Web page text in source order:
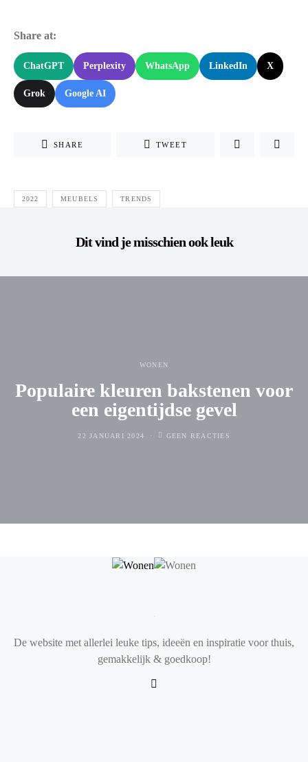
Share at:
ChatGPT Perplexity WhatsApp LinkedIn X
Grok Google AI
SHARE TWEET
2022 MEUBELS TRENDS
Dit vind je misschien ook leuk
WONEN
Populaire kleuren bakstenen voor
een eigentijdse gevel
22 JANUARI 2024 GEEN REACTIES
De website met allerlei leuke tips, ideeën en inspiratie voor thuis,
gemakkelijk & goedkoop!